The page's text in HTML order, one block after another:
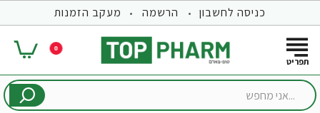
כניסה לחשבון הרשמה מעקב הזמנות
0
...אני